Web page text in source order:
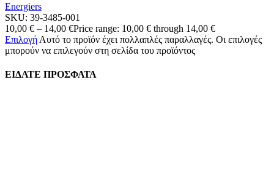
Energiers
SKU: 39-3485-001
10,00 € – 14,00 €Price range: 10,00 € through 14,00 €
Επιλογή Αυτό το προϊόν έχει πολλαπλές παραλλαγές. Οι επιλογές
μπορούν να επιλεγούν στη σελίδα του προϊόντος
ΕΙΔΑΤΕ ΠΡΟΣΦΑΤΑ